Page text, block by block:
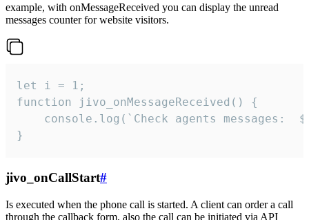
example, with onMessageReceived you can display the unread
messages counter for website visitors.
let i = 1;
function jivo_onMessageReceived() {
}
jivo_onCallStart#
Is executed when the phone call is started. A client can order a call
through the callback form, also the call can be initiated via API